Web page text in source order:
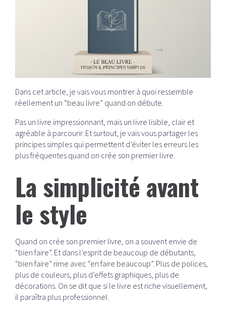
Dans cet article, je vais vous montrer à quoi ressemble
réellement un “beau livre” quand on débute.
Pas un livre impressionnant, mais un livre lisible, clair et
agréable à parcourir. Et surtout, je vais vous partager les
principes simples qui permettent d’éviter les erreurs les
plus fréquentes quand on crée son premier livre.
La simplicité avant
le style
Quand on crée son premier livre, on a souvent envie de
“bien faire”. Et dans l’esprit de beaucoup de débutants,
“bien faire” rime avec “en faire beaucoup”. Plus de polices,
plus de couleurs, plus d’effets graphiques, plus de
décorations. On se dit que si le livre est riche visuellement,
il paraîtra plus professionnel.